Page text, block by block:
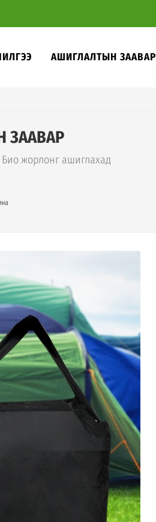
АШИГЛАЛТЫН ЗААВАР
ЗААВАР
жорлонг ашиглахад